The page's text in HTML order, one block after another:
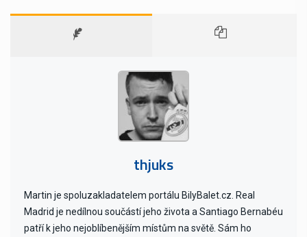
thjuks
Martin je spoluzakladatelem portálu BilyBalet.cz. Real
Madrid je nedílnou součástí jeho života a Santiago Bernabéu
patří k jeho nejoblíbenějším místům na světě. Sám ho